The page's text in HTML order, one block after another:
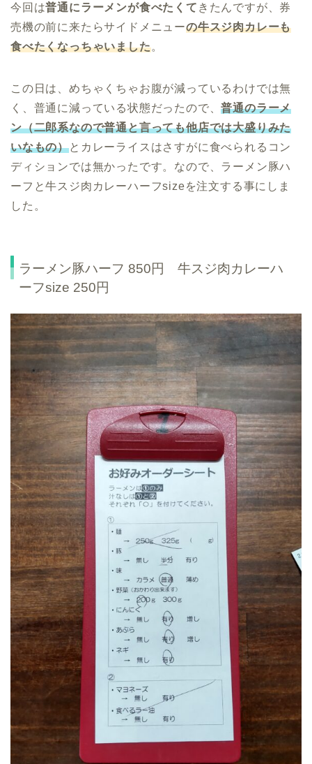
今回は普通にラーメンが食べたくて きたんですが、券
売機の前に来たらサイドメニューの牛スジ肉カレーも
食べたくなっちゃいました。
この日は、めちゃくちゃお腹が減っているわけでは無
く、普通に減っている状態だったので、普通のラーメ
ン（二郎系なので普通と言っても他店では大盛りみた
いなもの）とカレーライスはさすがに食べられるコン
ディションでは無かったです。なので、ラーメン豚ハ
ーフと牛スジ肉カレーハーフsizeを注文する事にしま
した。
ラーメン豚ハーフ 850円 牛スジ肉カレーハ
ーフsize 250円